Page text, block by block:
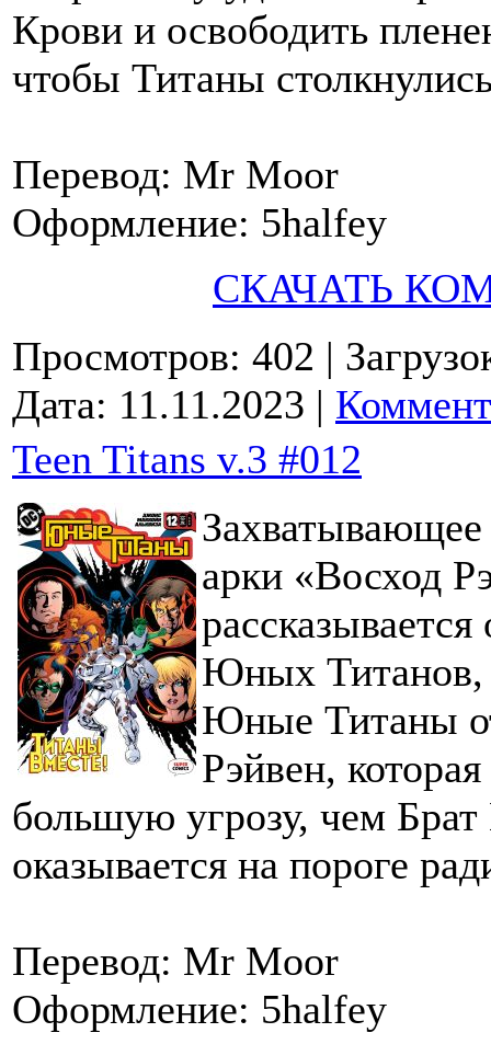
Крови и освободить
чтобы Титаны
Перевод: Mr Moor
Оформление: 5halfey
СКАЧАТЬ
Просмотров: 402 |
Дата: 11.11.2023 |
Teen Titans v.3 #012
Захватывающее
арки «Восход
Юных Титанов,
Юные Титаны
Рэйвен,
большую угрозу, чем
оказывается на пороге
Перевод: Mr Moor
Оформление: 5halfey